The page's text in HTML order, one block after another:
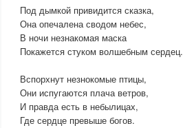
Под дымкой привидится сказка,
Она опечалена сводом небес,
В ночи незнакомая маска
Покажется стуком волшебным сердец.
Вспорхнут незнокомые птицы,
Они испугаются плача ветров,
И правда есть в небылицах,
Где сердце превыше богов.